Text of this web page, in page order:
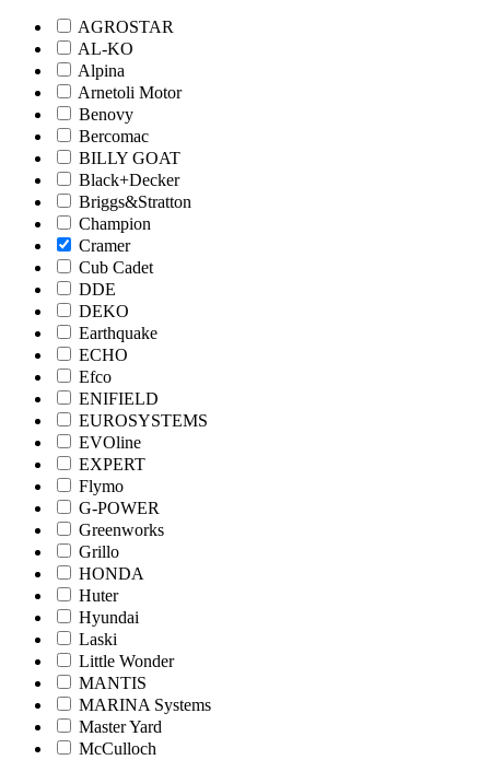
AGROSTAR
AL-KO
Alpina
Arnetoli Motor
Benovy
Bercomac
BILLY GOAT
Black+Decker
Briggs&Stratton
Champion
Cramer
Cub Cadet
DDE
DEKO
Earthquake
ECHO
Efco
ENIFIELD
EUROSYSTEMS
EVOline
EXPERT
Flymo
G-POWER
Greenworks
Grillo
HONDA
Huter
Hyundai
Laski
Little Wonder
MANTIS
MARINA Systems
Master Yard
McCulloch